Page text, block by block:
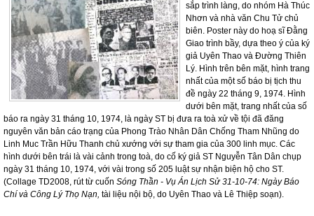
sắp trình làng, do nhóm Hà Thúc
Nhơn và nhà văn Chu Tử chủ
biên. Poster này do hoạ sĩ Đằng
Giao trình bầy, dựa theo ý của ký
giả Uyên Thao và Đường Thiên
Lý. Hình trên bên mặt, hình trang
nhất của một số báo bị tịch thu
đề ngày 22 tháng 9, 1974. Hình
dưới bên mặt, trang nhất của số
báo ra ngày 31 tháng 10, 1974, là ngày ST bị đưa ra toà xử về tội đã đăng
nguyên văn bản cáo trạng của Phong Trào Nhân Dân Chống Tham Nhũng do
Linh Muc Trần Hữu Thanh chủ xướng với sự tham gia của 300 linh mục. Các
hình dưới bên trái là vài cảnh trong toà, do cố ký giả ST Nguyễn Tân Dân chụp
ngày 31 tháng 10, 1974, với vài trong số 205 luật sự nhận biện hộ cho ST.
(Collage TD2008, rút từ cuốn Sóng Thần - Vụ Án Lịch Sử 31-10-74: Ngày Báo
Chí và Công Lý Thọ Nạn, tài liệu nội bộ, do Uyên Thao và Lê Thiệp soạn).